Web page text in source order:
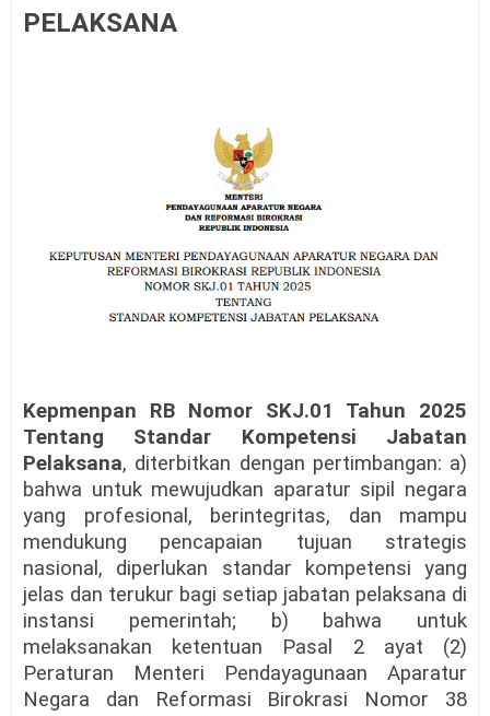
PELAKSANA
Kepmenpan RB Nomor SKJ.01 Tahun 2025
Tentang Standar Kompetensi Jabatan
Pelaksana, diterbitkan dengan pertimbangan: a)
bahwa untuk mewujudkan aparatur sipil negara
yang profesional, berintegritas, dan mampu
mendukung pencapaian tujuan strategis
nasional, diperlukan standar kompetensi yang
jelas dan terukur bagi setiap jabatan pelaksana di
instansi pemerintah; b) bahwa untuk
melaksanakan ketentuan Pasal 2 ayat (2)
Peraturan Menteri Pendayagunaan Aparatur
Negara dan Reformasi Birokrasi Nomor 38